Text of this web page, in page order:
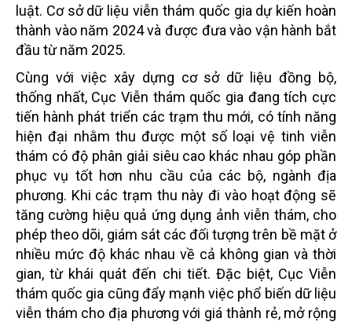
luật. Cơ sở dữ liệu viễn thám quốc gia dự kiến hoàn
thành vào năm 2024 và được đưa vào vận hành bắt
đầu từ năm 2025.
Cùng với việc xây dựng cơ sở dữ liệu đồng bộ,
thống nhất, Cục Viễn thám quốc gia đang tích cực
tiến hành phát triển các trạm thu mới, có tính năng
hiện đại nhằm thu được một số loại vệ tinh viễn
thám có độ phân giải siêu cao khác nhau góp phần
phục vụ tốt hơn nhu cầu của các bộ, ngành địa
phương. Khi các trạm thu này đi vào hoạt động sẽ
tăng cường hiệu quả ứng dụng ảnh viễn thám, cho
phép theo dõi, giám sát các đối tượng trên bề mặt ở
nhiều mức độ khác nhau về cả không gian và thời
gian, từ khái quát đến chi tiết. Đặc biệt, Cục Viễn
thám quốc gia cũng đẩy mạnh việc phổ biến dữ liệu
viễn thám cho địa phương với giá thành rẻ, mở rộng